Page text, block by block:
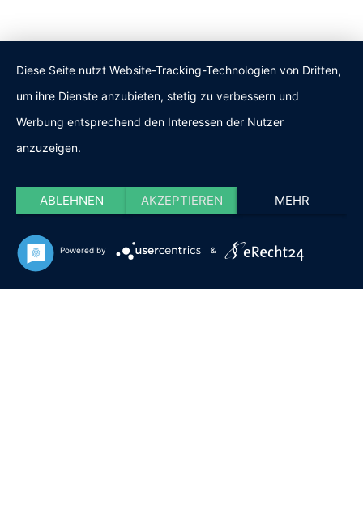
Diese Seite nutzt Website-Tracking-Technologien von Dritten,
um ihre Dienste anzubieten, stetig zu verbessern und
Werbung entsprechend den Interessen der Nutzer
anzuzeigen.
ABLEHNEN AKZEPTIEREN MEHR
Powered by &